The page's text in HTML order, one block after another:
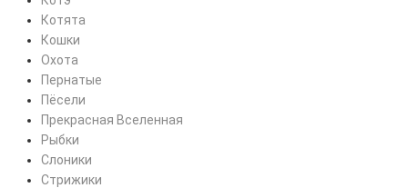
Котята
Кошки
Охота
Пернатые
Пёсели
Прекрасная Вселенная
Рыбки
Слоники
Стрижики